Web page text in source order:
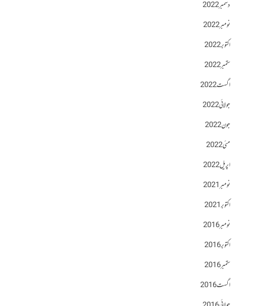
دسمبر 2022
نومبر 2022
اکتوبر 2022
ستمبر 2022
اگست 2022
جولائی 2022
جون 2022
مئی 2022
اپریل 2022
نومبر 2021
اکتوبر 2021
نومبر 2016
اکتوبر 2016
ستمبر 2016
اگست 2016